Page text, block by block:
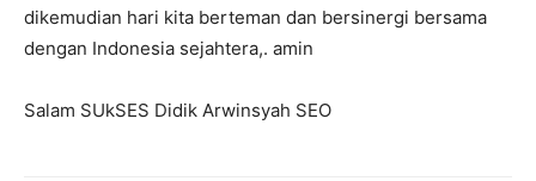
dikemudian hari kita berteman dan bersinergi bersama
dengan Indonesia sejahtera,. amin
Salam SUkSES Didik Arwinsyah SEO